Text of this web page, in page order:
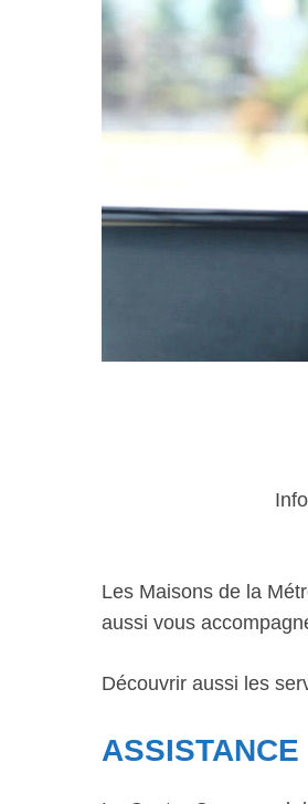
Les Maisons de la
aussi vous
Découvrir aussi les